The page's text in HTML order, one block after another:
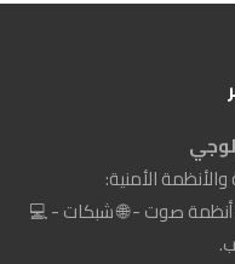
الأمنية:
أنظمة صوت - 🌐 شبكات - 💻